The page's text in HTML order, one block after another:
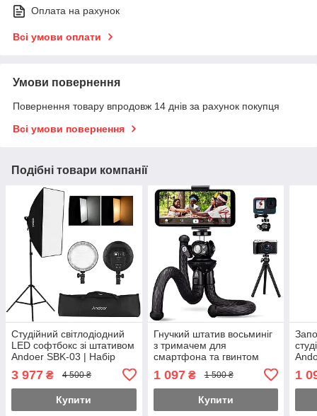
Оплата на рахунок
Всі умови оплати
Умови повернення
Повернення товару впродовж 14 днів за рахунок покупця
Всі умови повернення
Подібні товари компанії
Студійний світлодіодний
LED софтбокс зі штативом
Andoer SBK-03 | Набір
3 977 ₴ 4 500 ₴
Купити
Гнучкий штатив восьминіг
з тримачем для
смартфона та гвинтом
03f, прогумований
настільний трипод, 28 см,
1 097₴ 1 500 ₴
Купити
для
1